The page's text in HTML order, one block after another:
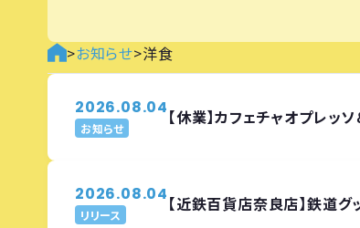
>お知らせ>洋食
2026.08.04
お知らせ 【休業】カフェチャオプレ
2026.08.04
リリース 【近鉄百貨店奈良店】鉄道グ